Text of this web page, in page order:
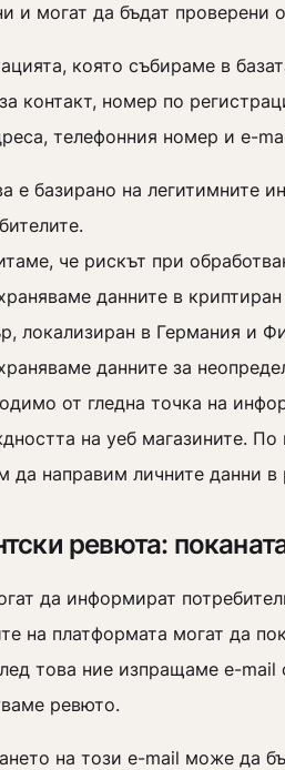
и могат да бъдат проверени
която събираме в
контакт, номер по
телефонния номер и e-
е базирано на легитимните
че рискът при
данните в
локализиран в Германия и
данните за
от гледна точка на
на уеб магазините.
да направим личните данни в
ревюта:
да информират
на платформата могат да
това ние изпращаме e-mail
ревюто.
на този e-mail може да